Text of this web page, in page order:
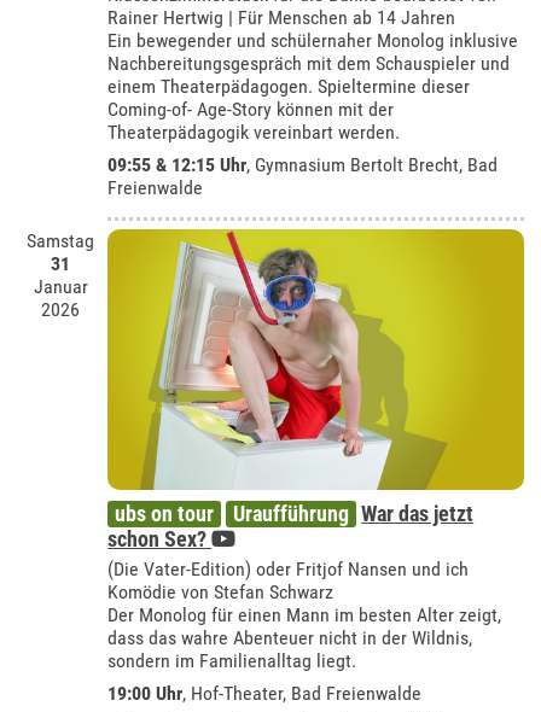
Rainer Hertwig | Für Menschen ab 14 Jahren
Ein bewegender und schülernaher Monolog inklusive
Nachbereitungsgespräch mit dem Schauspieler und
einem Theaterpädagogen. Spieltermine dieser
Coming-of- Age-Story können mit der
Theaterpädagogik vereinbart werden.
09:55 & 12:15 Uhr, Gymnasium Bertolt Brecht, Bad
Freienwalde
Samstag
31
Januar
2026
ubs on tour Uraufführung War das jetzt
schon Sex?
(Die Vater-Edition) oder Fritjof Nansen und ich
Komödie von Stefan Schwarz
Der Monolog für einen Mann im besten Alter zeigt,
dass das wahre Abenteuer nicht in der Wildnis,
sondern im Familienalltag liegt.
19:00 Uhr, Hof-Theater, Bad Freienwalde